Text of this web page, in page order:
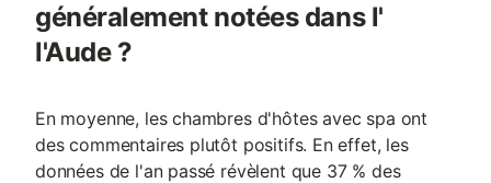
généralement notées dans l'
l'Aude ?
En moyenne, les chambres d'hôtes avec spa ont
des commentaires plutôt positifs. En effet, les
données de l'an passé révèlent que 37 % des